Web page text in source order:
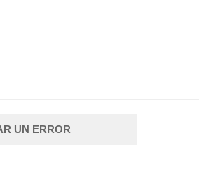
UN ERROR